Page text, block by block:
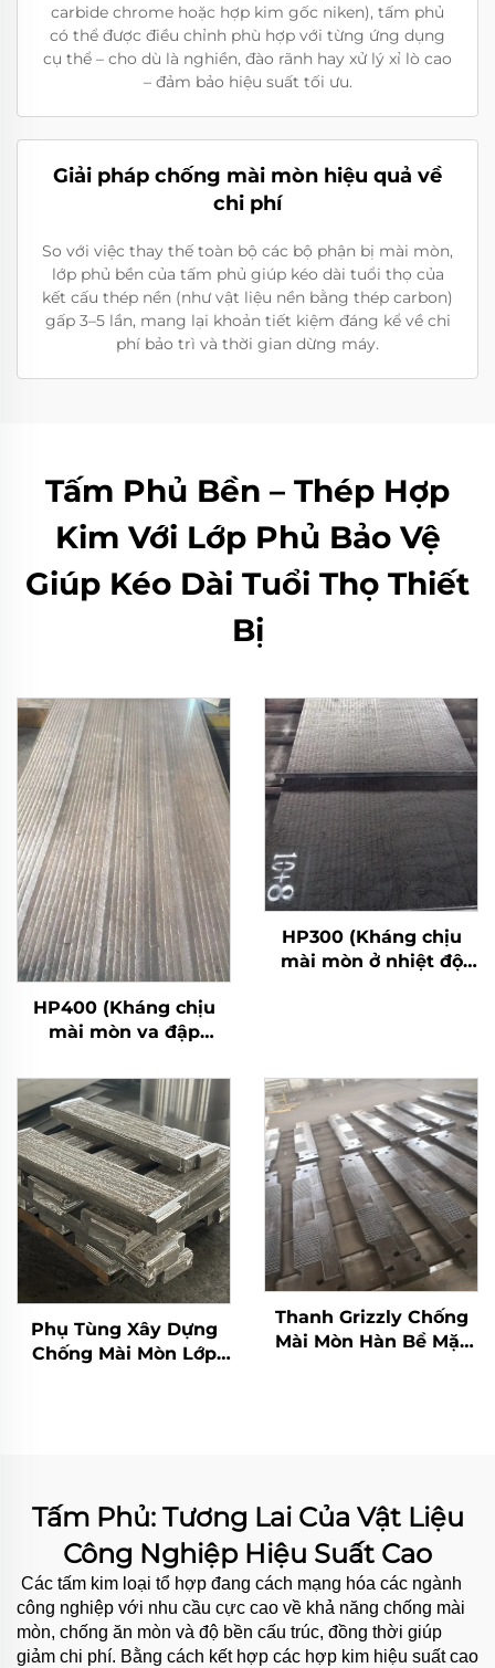
carbide chrome hoặc hợp kim gốc niken), tấm phủ
có thể được điều chỉnh phù hợp với từng ứng dụng
cụ thể – cho dù là nghiền, đào rãnh hay xử lý xỉ lò cao
– đảm bảo hiệu suất tối ưu.
Giải pháp chống mài mòn hiệu quả về
chi phí
So với việc thay thế toàn bộ các bộ phận bị mài mòn,
lớp phủ bền của tấm phủ giúp kéo dài tuổi thọ của
kết cấu thép nền (như vật liệu nền bằng thép carbon)
gấp 3–5 lần, mang lại khoản tiết kiệm đáng kể về chi
phí bảo trì và thời gian dừng máy.
Tấm Phủ Bền – Thép Hợp
Kim Với Lớp Phủ Bảo Vệ
Giúp Kéo Dài Tuổi Thọ Thiết
Bị
HP400 (Kháng chịu
mài mòn va đập
HP300 (Kháng chịu
mài mòn ở nhiệt độ
Phụ Tùng Xây Dựng
Chống Mài Mòn Lớp
Thanh Grizzly Chống
Mài Mòn Hàn Bề Mặt
Tấm Phủ: Tương Lai Của Vật Liệu
Công Nghiệp Hiệu Suất Cao
Các tấm kim loại tổ hợp đang cách mạng hóa các ngành
công nghiệp với nhu cầu cực cao về khả năng chống mài
mòn, chống ăn mòn và độ bền cấu trúc, đồng thời giúp
giảm chi phí. Bằng cách kết hợp các hợp kim hiệu suất cao